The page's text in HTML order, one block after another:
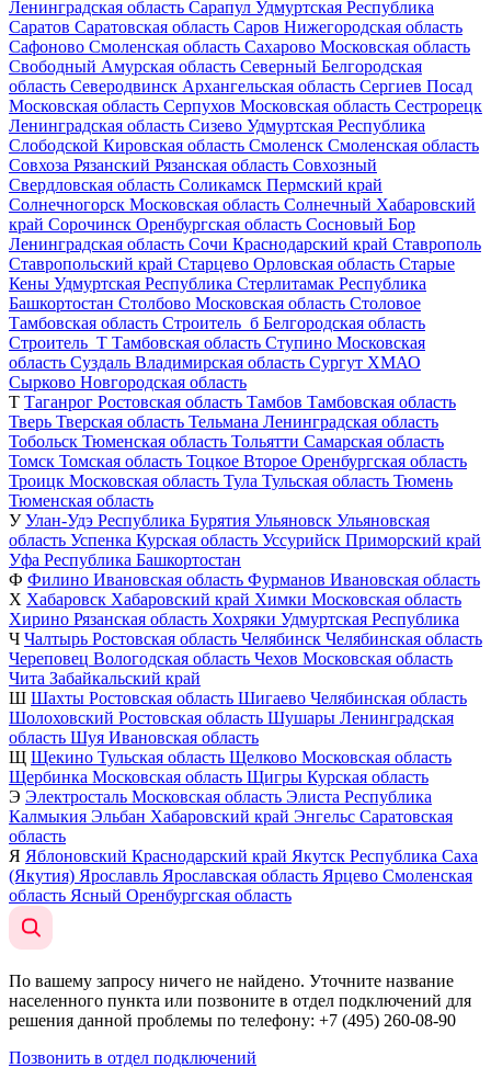
Ленинградская область Сарапул Удмуртская Республика
Саратов Саратовская область Саров Нижегородская область
Сафоново Смоленская область Сахарово Московская область
Свободный Амурская область Северный Белгородская
область Северодвинск Архангельская область Сергиев Посад
Московская область Серпухов Московская область Сестрорецк
Ленинградская область Сизево Удмуртская Республика
Слободской Кировская область Смоленск Смоленская область
Совхоза Рязанский Рязанская область Совхозный
Свердловская область Соликамск Пермский край
Солнечногорск Московская область Солнечный Хабаровский
край Сорочинск Оренбургская область Сосновый Бор
Ленинградская область Сочи Краснодарский край Ставрополь
Ставропольский край Старцево Орловская область Старые
Кены Удмуртская Республика Стерлитамак Республика
Башкортостан Столбово Московская область Столовое
Тамбовская область Строитель_б Белгородская область
Строитель_Т Тамбовская область Ступино Московская
область Суздаль Владимирская область Сургут ХМАО
Сырково Новгородская область
Т Таганрог Ростовская область Тамбов Тамбовская область
Тверь Тверская область Тельмана Ленинградская область
Тобольск Тюменская область Тольятти Самарская область
Томск Томская область Тоцкое Второе Оренбургская область
Троицк Московская область Тула Тульская область Тюмень
Тюменская область
У Улан-Удэ Республика Бурятия Ульяновск Ульяновская
область Успенка Курская область Уссурийск Приморский край
Уфа Республика Башкортостан
Ф Филино Ивановская область Фурманов Ивановская область
Х Хабаровск Хабаровский край Химки Московская область
Хирино Рязанская область Хохряки Удмуртская Республика
Ч Чалтырь Ростовская область Челябинск Челябинская область
Череповец Вологодская область Чехов Московская область
Чита Забайкальский край
Ш Шахты Ростовская область Шигаево Челябинская область
Шолоховский Ростовская область Шушары Ленинградская
область Шуя Ивановская область
Щ Щекино Тульская область Щелково Московская область
Щербинка Московская область Щигры Курская область
Э Электросталь Московская область Элиста Республика
Калмыкия Эльбан Хабаровский край Энгельс Саратовская
область
Я Яблоновский Краснодарский край Якутск Республика Саха
(Якутия) Ярославль Ярославская область Ярцево Смоленская
область Ясный Оренбургская область
По вашему запросу ничего не найдено. Уточните название
населенного пункта или позвоните в отдел подключений для
решения данной проблемы по телефону: +7 (495) 260-08-90
Позвонить в отдел подключений